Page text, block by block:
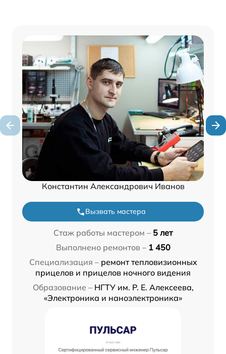
Константин Александрович Иванов
Вызвать мастера
Стаж работы мастером – 5 лет
Выполнено ремонтов – 1 450
Специализация – ремонт тепловизионных
прицелов и прицелов ночного видения
Образование – НГТУ им. Р. Е. Алексеева,
«Электроника и наноэлектроника»